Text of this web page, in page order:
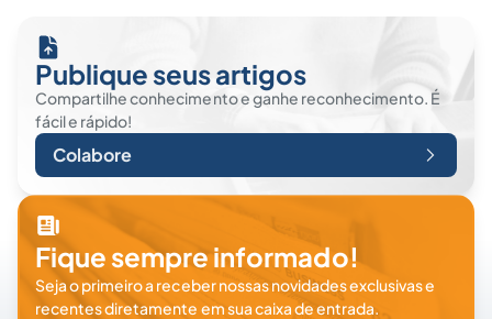
Publique seus artigos
Compartilhe conhecimento e ganhe reconhecimento. É
fácil e rápido!
Colabore
Fique sempre informado!
Seja o primeiro a receber nossas novidades exclusivas e
recentes diretamente em sua caixa de entrada.